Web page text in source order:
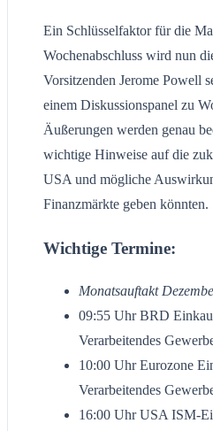
Ein Schlüsselfaktor für die
Wochenabschluss wird nun
Vorsitzenden Jerome Powell
einem Diskussionspanel zu
Äußerungen werden genau
wichtige Hinweise auf die
USA und mögliche
Finanzmärkte geben könnten.
Wichtige Termine:
Monatsauftakt
09:55 Uhr BRD
Verarbeitendes
10:00 Uhr Eurozone
Verarbeitendes
16:00 Uhr USA ISM-